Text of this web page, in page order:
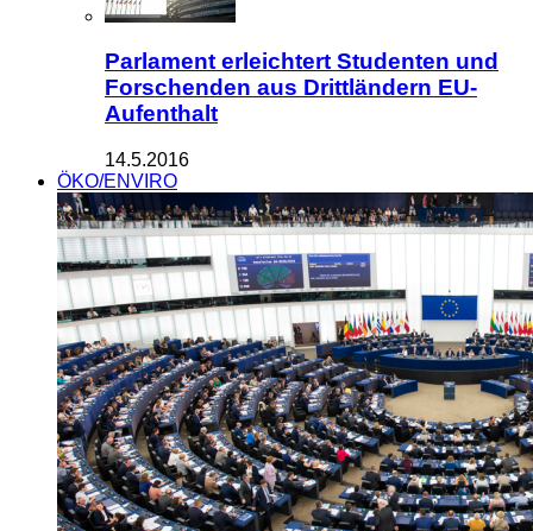
Parlament erleichtert Studenten und
Forschenden aus Drittländern EU-
Aufenthalt
14.5.2016
ÖKO/ENVIRO